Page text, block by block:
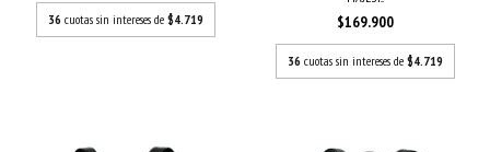
36 cuotas sin intereses de $4.719 $169.900
36 cuotas sin intereses de $4.719